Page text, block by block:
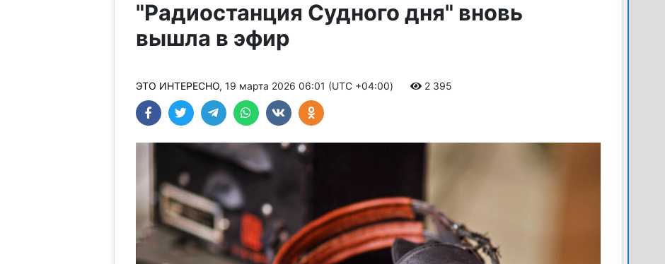
"Радиостанция Судного дня" вновь
вышла в эфир
ЭТО ИНТЕРЕСНО, 19 марта 2026 06:01 (UTC +04:00) 2 395